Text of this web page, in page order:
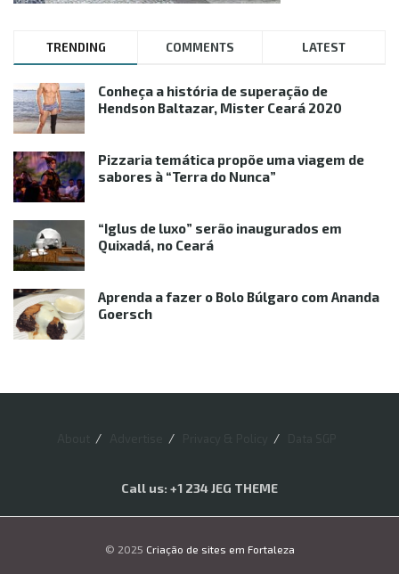
TRENDING COMMENTS LATEST
Conheça a história de superação de
Hendson Baltazar, Mister Ceará 2020
Pizzaria temática propõe uma viagem de
sabores à “Terra do Nunca”
“Iglus de luxo” serão inaugurados em
Quixadá, no Ceará
Aprenda a fazer o Bolo Búlgaro com Ananda
Goersch
Call us: +1 234 JEG THEME
© 2025 Criação de sites em Fortaleza